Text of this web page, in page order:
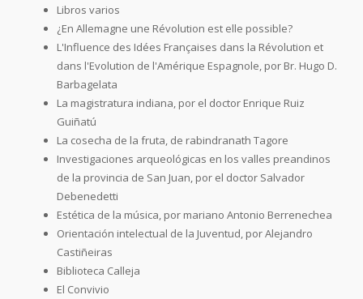
Libros varios
¿En Allemagne une Révolution est elle possible?
L'Influence des Idées Françaises dans la Révolution et
dans l'Evolution de l'Amérique Espagnole, por Br. Hugo D.
Barbagelata
La magistratura indiana, por el doctor Enrique Ruiz
Guiñatú
La cosecha de la fruta, de rabindranath Tagore
Investigaciones arqueológicas en los valles preandinos
de la provincia de San Juan, por el doctor Salvador
Debenedetti
Estética de la música, por mariano Antonio Berrenechea
Orientación intelectual de la Juventud, por Alejandro
Castiñeiras
Biblioteca Calleja
El Convivio